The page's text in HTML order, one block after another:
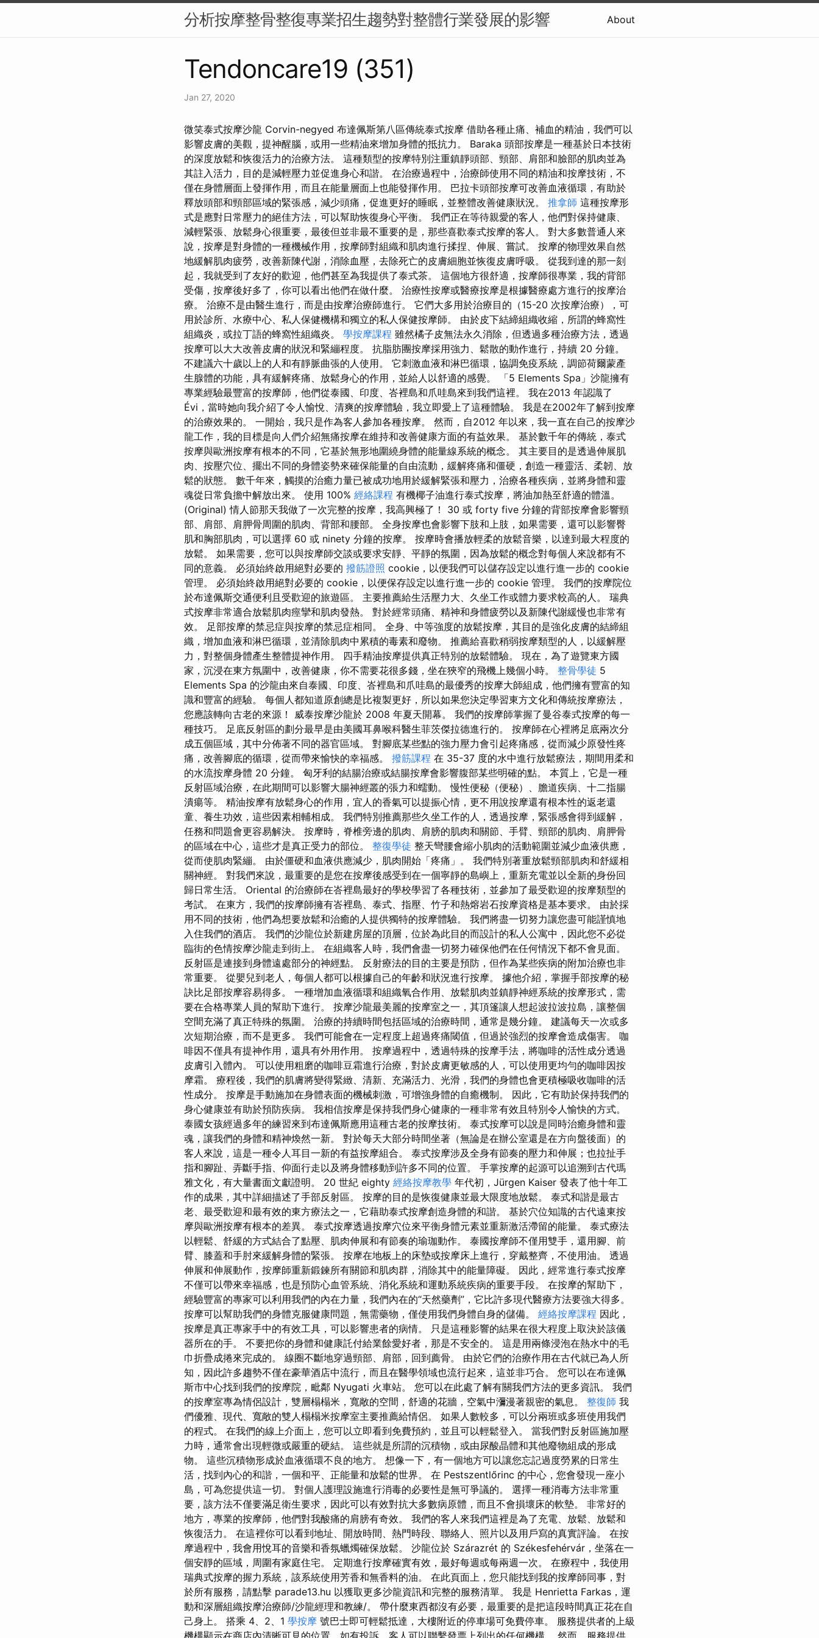
分析按摩整骨整復專業招生趨勢對整體行業發展的影響 About
Tendoncare19 (351)
Jan 27, 2020
微笑泰式按摩沙龍 Corvin-negyed 布達佩斯第八區傳統泰式按摩 借助各種止痛、補血的精油，我們可以
影響皮膚的美觀，提神醒腦，或用一些精油來增加身體的抵抗力。 Baraka 頭部按摩是一種基於日本技術
的深度放鬆和恢復活力的治療方法。 這種類型的按摩特別注重鎮靜頭部、頸部、肩部和臉部的肌肉並為
其註入活力，目的是減輕壓力並促進身心和諧。 在治療過程中，治療師使用不同的精油和按摩技術，不
僅在身體層面上發揮作用，而且在能量層面上也能發揮作用。 巴拉卡頭部按摩可改善血液循環，有助於
釋放頭部和頸部區域的緊張感，減少頭痛，促進更好的睡眠，並整體改善健康狀況。 推拿師 這種按摩形
式是應對日常壓力的絕佳方法，可以幫助恢復身心平衡。 我們正在等待親愛的客人，他們對保持健康、
減輕緊張、放鬆身心很重要，最後但並非最不重要的是，那些喜歡泰式按摩的客人。 對大多數普通人來
說，按摩是對身體的一種機械作用，按摩師對組織和肌肉進行揉捏、伸展、嘗試。 按摩的物理效果自然
地緩解肌肉疲勞，改善新陳代謝，消除血壓，去除死亡的皮膚細胞並恢復皮膚呼吸。 從我到達的那一刻
起，我就受到了友好的歡迎，他們甚至為我提供了泰式茶。 這個地方很舒適，按摩師很專業，我的背部
受傷，按摩後好多了，你可以看出他們在做什麼。 治療性按摩或醫療按摩是根據醫療處方進行的按摩治
療。 治療不是由醫生進行，而是由按摩治療師進行。 它們大多用於治療目的（15-20 次按摩治療），可
用於診所、水療中心、私人保健機構和獨立的私人保健按摩師。 由於皮下結締組織收縮，所謂的蜂窩性
組織炎，或拉丁語的蜂窩性組織炎。 學按摩課程 雖然橘子皮無法永久消除，但透過多種治療方法，透過
按摩可以大大改善皮膚的狀況和緊繃程度。 抗脂肪團按摩採用強力、鬆散的動作進行，持續 20 分鐘。
不建議六十歲以上的人和有靜脈曲張的人使用。 它刺激血液和淋巴循環，協調免疫系統，調節荷爾蒙產
生腺體的功能，具有緩解疼痛、放鬆身心的作用，並給人以舒適的感覺。 「5 Elements Spa」沙龍擁有
專業經驗最豐富的按摩師，他們從泰國、印度、峇裡島和爪哇島來到我們這裡。 我在2013 年認識了
Évi，當時她向我介紹了令人愉悅、清爽的按摩體驗，我立即愛上了這種體驗。 我是在2002年了解到按摩
的治療效果的。 一開始，我只是作為客人參加各種按摩。 然而，自2012 年以來，我一直在自己的按摩沙
龍工作，我的目標是向人們介紹無痛按摩在維持和改善健康方面的有益效果。 基於數千年的傳統，泰式
按摩與歐洲按摩有根本的不同，它基於無形地圍繞身體的能量線系統的概念。 其主要目的是透過伸展肌
肉、按壓穴位、擺出不同的身體姿勢來確保能量的自由流動，緩解疼痛和僵硬，創造一種靈活、柔韌、放
鬆的狀態。 數千年來，觸摸的治癒力量已被成功地用於緩解緊張和壓力，治療各種疾病，並將身體和靈
魂從日常負擔中解放出來。 使用 100% 經絡課程 有機椰子油進行泰式按摩，將油加熱至舒適的體溫。
(Original) 情人節那天我做了一次完整的按摩，我高興極了！ 30 或 forty five 分鐘的背部按摩會影響頸
部、肩部、肩胛骨周圍的肌肉、背部和腰部。 全身按摩也會影響下肢和上肢，如果需要，還可以影響臀
肌和胸部肌肉，可以選擇 60 或 ninety 分鐘的按摩。 按摩時會播放輕柔的放鬆音樂，以達到最大程度的
放鬆。 如果需要，您可以與按摩師交談或要求安靜、平靜的氛圍，因為放鬆的概念對每個人來說都有不
同的意義。 必須始終啟用絕對必要的 撥筋證照 cookie，以便我們可以儲存設定以進行進一步的 cookie
管理。 必須始終啟用絕對必要的 cookie，以便保存設定以進行進一步的 cookie 管理。 我們的按摩院位
於布達佩斯交通便利且受歡迎的旅遊區。 主要推薦給生活壓力大、久坐工作或體力要求較高的人。 瑞典
式按摩非常適合放鬆肌肉痙攣和肌肉發熱。 對於經常頭痛、精神和身體疲勞以及新陳代謝緩慢也非常有
效。 足部按摩的禁忌症與按摩的禁忌症相同。 全身、中等強度的放鬆按摩，其目的是強化皮膚的結締組
織，增加血液和淋巴循環，並清除肌肉中累積的毒素和廢物。 推薦給喜歡稍弱按摩類型的人，以緩解壓
力，對整個身體產生整體提神作用。 四手精油按摩提供真正特別的放鬆體驗。 現在，為了遊覽東方國
家，沉浸在東方氛圍中，改善健康，你不需要花很多錢，坐在狹窄的飛機上幾個小時。 整骨學徒 5
Elements Spa 的沙龍由來自泰國、印度、峇裡島和爪哇島的最優秀的按摩大師組成，他們擁有豐富的知
識和豐富的經驗。 每個人都知道原創總是比複製更好，所以如果您決定學習東方文化和傳統按摩療法，
您應該轉向古老的來源！ 威泰按摩沙龍於 2008 年夏天開幕。 我們的按摩師掌握了曼谷泰式按摩的每一
種技巧。 足底反射區的劃分最早是由美國耳鼻喉科醫生菲茨傑拉德進行的。 按摩師在心裡將足底兩次分
成五個區域，其中分佈著不同的器官區域。 對腳底某些點的強力壓力會引起疼痛感，從而減少原發性疼
痛，改善腳底的循環，從而帶來愉快的幸福感。 撥筋課程 在 35-37 度的水中進行放鬆療法，期間用柔和
的水流按摩身體 20 分鐘。 匈牙利的結腸治療或結腸按摩會影響腹部某些明確的點。 本質上，它是一種
反射區域治療，在此期間可以影響大腸神經叢的張力和蠕動。 慢性便秘（便秘）、膽道疾病、十二指腸
潰瘍等。 精油按摩有放鬆身心的作用，宜人的香氣可以提振心情，更不用說按摩還有根本性的返老還
童、養生功效，這些因素相輔相成。 我們特別推薦那些久坐工作的人，透過按摩，緊張感會得到緩解，
任務和問題會更容易解決。 按摩時，脊椎旁邊的肌肉、肩膀的肌肉和關節、手臂、頸部的肌肉、肩胛骨
的區域在中心，這些才是真正受力的部位。 整復學徒 整天彎腰會縮小肌肉的活動範圍並減少血液供應，
從而使肌肉緊繃。 由於僵硬和血液供應減少，肌肉開始「疼痛」。 我們特別著重放鬆頸部肌肉和舒緩相
關神經。 對我們來說，最重要的是您在按摩後感受到在一個寧靜的島嶼上，重新充電並以全新的身份回
歸日常生活。 Oriental 的治療師在峇裡島最好的學校學習了各種技術，並參加了最受歡迎的按摩類型的
考試。 在東方，我們的按摩師擁有峇裡島、泰式、指壓、竹子和熱熔岩石按摩資格是基本要求。 由於採
用不同的技術，他們為想要放鬆和治癒的人提供獨特的按摩體驗。 我們將盡一切努力讓您盡可能謹慎地
入住我們的酒店。 我們的沙龍位於新建房屋的頂層，位於為此目的而設計的私人公寓中，因此您不必從
臨街的色情按摩沙龍走到街上。 在組織客人時，我們會盡一切努力確保他們在任何情況下都不會見面。
反射區是連接到身體遠處部分的神經點。 反射療法的目的主要是預防，但作為某些疾病的附加治療也非
常重要。 從嬰兒到老人，每個人都可以根據自己的年齡和狀況進行按摩。 據他介紹，掌握手部按摩的秘
訣比足部按摩容易得多。 一種增加血液循環和組織氧合作用、放鬆肌肉並鎮靜神經系統的按摩形式，需
要在合格專業人員的幫助下進行。 按摩沙龍最美麗的按摩室之一，其頂篷讓人想起波拉波拉島，讓整個
空間充滿了真正特殊的氛圍。 治療的持續時間包括區域的治療時間，通常是幾分鐘。 建議每天一次或多
次短期治療，而不是更多。 我們可能會在一定程度上超過疼痛閾值，但過於強烈的按摩會造成傷害。 咖
啡因不僅具有提神作用，還具有外用作用。 按摩過程中，透過特殊的按摩手法，將咖啡的活性成分透過
皮膚引入體內。 可以使用粗磨的咖啡豆霜進行治療，對於皮膚更敏感的人，可以使用更均勻的咖啡因按
摩霜。 療程後，我們的肌膚將變得緊緻、清新、充滿活力、光滑，我們的身體也會更積極吸收咖啡的活
性成分。 按摩是手動施加在身體表面的機械刺激，可增強身體的自癒機制。 因此，它有助於保持我們的
身心健康並有助於預防疾病。 我相信按摩是保持我們身心健康的一種非常有效且特別令人愉快的方式。
泰國女孩經過多年的練習來到布達佩斯應用這種古老的按摩技術。 泰式按摩可以說是同時治癒身體和靈
魂，讓我們的身體和精神煥然一新。 對於每天大部分時間坐著（無論是在辦公室還是在方向盤後面）的
客人來說，這是一種令人耳目一新的有益按摩組合。 泰式按摩涉及全身有節奏的壓力和伸展；也拉扯手
指和腳趾、弄斷手指、仰面行走以及將身體移動到許多不同的位置。 手掌按摩的起源可以追溯到古代瑪
雅文化，有大量書面文獻證明。 20 世紀 eighty 經絡按摩教學 年代初，Jürgen Kaiser 發表了他十年工
作的成果，其中詳細描述了手部反射區。 按摩的目的是恢復健康並最大限度地放鬆。 泰式和諧是最古
老、最受歡迎和最有效的東方療法之一，它藉助泰式按摩創造身體的和諧。 基於穴位知識的古代遠東按
摩與歐洲按摩有根本的差異。 泰式按摩透過按摩穴位來平衡身體元素並重新激活滯留的能量。 泰式療法
以輕鬆、舒緩的方式結合了點壓、肌肉伸展和有節奏的瑜珈動作。 泰國按摩師不僅用雙手，還用腳、前
臂、膝蓋和手肘來緩解身體的緊張。 按摩在地板上的床墊或按摩床上進行，穿戴整齊，不使用油。 透過
伸展和伸展動作，按摩師重新鍛鍊所有關節和肌肉群，消除其中的能量障礙。 因此，經常進行泰式按摩
不僅可以帶來幸福感，也是預防心血管系統、消化系統和運動系統疾病的重要手段。 在按摩的幫助下，
經驗豐富的專家可以利用我們的內在力量，我們內在的“天然藥劑”，它比許多現代醫療方法要強大得多。
按摩可以幫助我們的身體克服健康問題，無需藥物，僅使用我們身體自身的儲備。 經絡按摩課程 因此，
按摩是真正專家手中的有效工具，可以影響患者的病情。 只是這種影響的結果在很大程度上取決於該儀
器所在的手。 不要把你的身體和健康託付給業餘愛好者，那是不安全的。 這是用兩條浸泡在熱水中的毛
巾折疊成捲來完成的。 線圈不斷地穿過頸部、肩部，回到薦骨。 由於它們的治療作用在古代就已為人所
知，因此許多趨勢不僅在豪華酒店中流行，而且在醫學領域也流行起來，這並非巧合。 您可以在布達佩
斯市中心找到我們的按摩院，毗鄰 Nyugati 火車站。 您可以在此處了解有關我們方法的更多資訊。 我們
的按摩室專為情侶設計，雙層榻榻米，寬敞的空間，舒適的花牆，空氣中瀰漫著親密的氣息。 整復師 我
們優雅、現代、寬敞的雙人榻榻米按摩室主要推薦給情侶。 如果人數較多，可以分兩班或多班使用我們
的程式。 在我們的線上介面上，您可以立即看到免費預約，並且可以輕鬆登入。 當我們對反射區施加壓
力時，通常會出現輕微或嚴重的硬結。 這些就是所謂的沉積物，或由尿酸晶體和其他廢物組成的形成
物。 這些沉積物形成於血液循環不良的地方。 想像一下，有一個地方可以讓您忘記過度勞累的日常生
活，找到內心的和諧，一個和平、正能量和放鬆的世界。 在 Pestszentlőrinc 的中心，您會發現一座小
島，可為您提供這一切。 對個人護理設施進行消毒的必要性是無可爭議的。 選擇一種消毒方法非常重
要，該方法不僅要滿足衛生要求，因此可以有效對抗大多數病原體，而且不會損壞床的軟墊。 非常好的
地方，專業的按摩師，他們對我酸痛的肩膀有奇效。 我們的客人來我們這裡是為了充電、放鬆、放鬆和
恢復活力。 在這裡你可以看到地址、開放時間、熱門時段、聯絡人、照片以及用戶寫的真實評論。 在按
摩過程中，我會用悅耳的音樂和香氛蠟燭確保放鬆。 沙龍位於 Szárazrét 的 Székesfehérvár，坐落在一
個安靜的區域，周圍有家庭住宅。 定期進行按摩確實有效，最好每週或每兩週一次。 在療程中，我使用
瑞典式按摩的握力系統，該系統使用芳香和無香料的油。 在此頁面上，您只能找到我的按摩師同事，對
於所有服務，請點擊 parade13.hu 以獲取更多沙龍資訊和完整的服務清單。 我是 Henrietta Farkas，運
動和深層組織按摩治療師/沙龍經理和教練/。 帶什麼東西都沒有必要，最重要的是把這段時間真正花在自
己身上。 搭乘 4、2、1 學按摩 號巴士即可輕鬆抵達，大樓附近的停車場可免費停車。 服務提供者的上級
機構顯示在商店內清晰可見的位置，如有投訴，客人可以聯繫發票上列出的任何機構。 然而，服務提供